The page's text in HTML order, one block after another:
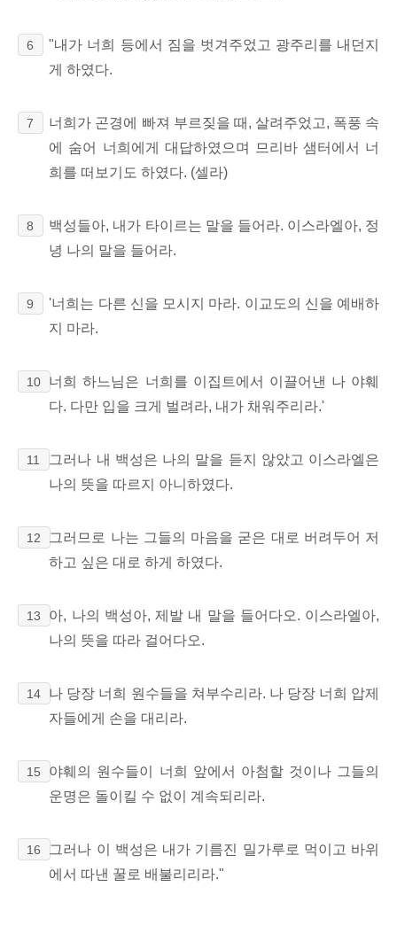
6
"내가 너희 등에서 짐을 벗겨주었고 광주리를 내던지
게 하였다.
7
너희가 곤경에 빠져 부르짖을 때, 살려주었고, 폭풍 속
에 숨어 너희에게 대답하였으며 므리바 샘터에서 너
희를 떠보기도 하였다. (셀라)
8
백성들아, 내가 타이르는 말을 들어라. 이스라엘아, 정
녕 나의 말을 들어라.
9
'너희는 다른 신을 모시지 마라. 이교도의 신을 예배하
지 마라.
10
너희 하느님은 너희를 이집트에서 이끌어낸 나 야훼
다. 다만 입을 크게 벌려라, 내가 채워주리라.'
11
그러나 내 백성은 나의 말을 듣지 않았고 이스라엘은
나의 뜻을 따르지 아니하였다.
12
그러므로 나는 그들의 마음을 굳은 대로 버려두어 저
하고 싶은 대로 하게 하였다.
13
아, 나의 백성아, 제발 내 말을 들어다오. 이스라엘아,
나의 뜻을 따라 걸어다오.
14
나 당장 너희 원수들을 쳐부수리라. 나 당장 너희 압제
자들에게 손을 대리라.
15
야훼의 원수들이 너희 앞에서 아첨할 것이나 그들의
운명은 돌이킬 수 없이 계속되리라.
16
그러나 이 백성은 내가 기름진 밀가루로 먹이고 바위
에서 따낸 꿀로 배불리리라."